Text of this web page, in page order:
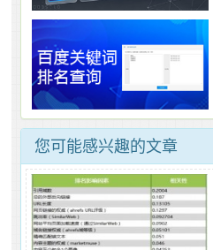
您可能感兴趣的文章